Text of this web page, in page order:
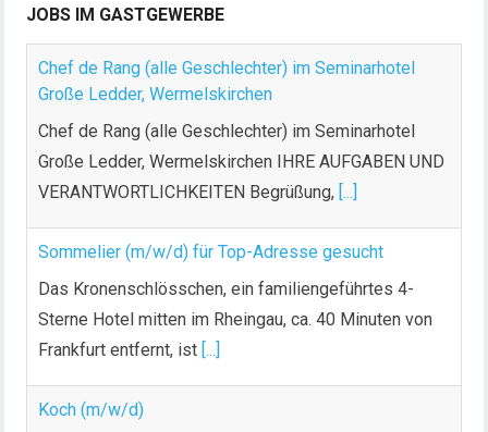
JOBS IM GASTGEWERBE
Chef de Rang (alle Geschlechter) im Seminarhotel
Große Ledder, Wermelskirchen
Chef de Rang (alle Geschlechter) im Seminarhotel
Große Ledder, Wermelskirchen IHRE AUFGABEN UND
VERANTWORTLICHKEITEN Begrüßung, [...]
Sommelier (m/w/d) für Top-Adresse gesucht
Das Kronenschlösschen, ein familiengeführtes 4-
Sterne Hotel mitten im Rheingau, ca. 40 Minuten von
Frankfurt entfernt, ist [...]
Koch (m/w/d)